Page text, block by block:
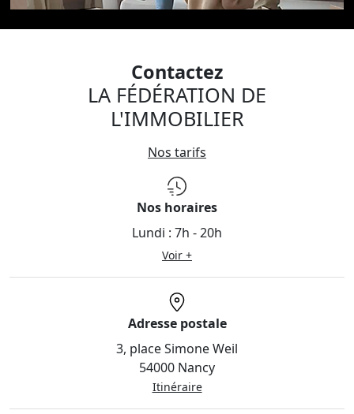
Contactez
LA FÉDÉRATION DE
L'IMMOBILIER
Nos tarifs
Nos horaires
Lundi : 7h - 20h
Voir +
Adresse postale
3, place Simone Weil
54000 Nancy
Itinéraire